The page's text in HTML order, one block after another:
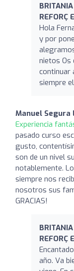
REFORÇ
Hola
y por
nietos Os
continuar
siempre
Manuel Segura
Experiencia
pasado curso
gusto,
son de un nivel
notablemente.
siempre nos
nosotros sus
GRACIAS!
REFORÇ
año. Va